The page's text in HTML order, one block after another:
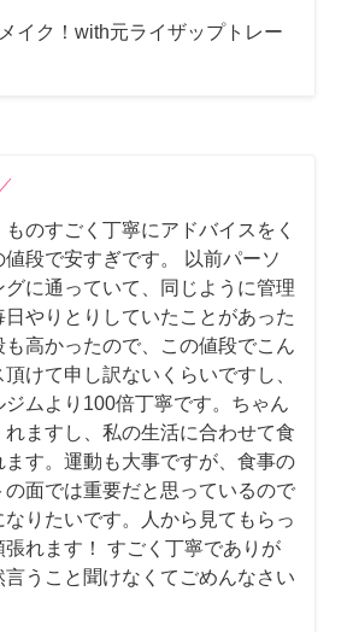
イク！with元ライザップトレー
のすごく丁寧にアドバイスをく
段で安すぎです。 以前パーソ
に通っていて、同じように管理
やりとりしていたことがあった
高かったので、この値段でこん
けて申し訳ないくらいですし、
ジムより100倍丁寧です。ちゃん
れますし、私の生活に合わせて食
す。運動も大事ですが、食事の
面では重要だと思っているので
りたいです。人から見てもらっ
張れます！ すごく丁寧でありが
言うこと聞けなくてごめんなさい